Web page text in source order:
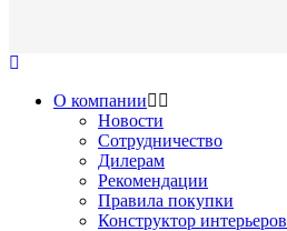
О компании
Новости
Сотрудничество
Дилерам
Рекомендации
Правила покупки
Конструктор интерьеров